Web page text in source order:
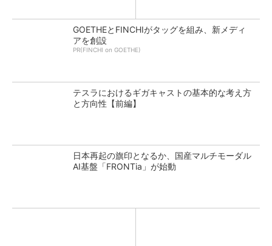
GOETHEとFINCHIがタッグを組み、新メディ
アを創設
PR(FINCHI on GOETHE)
テスラにおけるギガキャストの基本的な考え方
と方向性【前編】
日本再起の旗印となるか、国産マルチモーダル
AI基盤「FRONTia」が始動